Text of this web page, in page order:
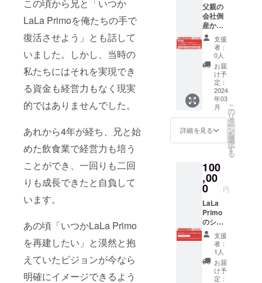
この頃から兄と「いつか
LaLa Primoを俺たちの手で
復活させよう」とも話して
いました。しかし、当時の
私たちにはそれを実現でき
る資金も経営力もなく現実
的ではありませんでした。
あれから4年が経ち、兄と始
めた飲食業で経営力も培う
ことができ、一回りも二回
りも成長できたと自負して
います。
あの頃「いつかLaLa Primo
を再建したい」と漠然と抱
えていたビジョンが今なら
明確にイメージできるよう
のお届
けとな
りま
す。
の食品
表示は
お届け
商品の
ラベル
に表記
されま
す。 商
品開封
前には
必ずお
届けの
リター
ンに貼
意書き
をご確
認くだ
さい。
トをお
届けし
ます。
※ご利用
可能店
舗 -
LaLa
Primo
Seasid
e Glill in
Fukugi
Ocean
View
ジール
テラス
アンド
ヴィラ
ズ古宇
利 -
Blue
Port
CAFE
アンド
ルーム
ス那覇
ポート
父親の
会社倒
産か
ら、T-
ReIveを
起業し
ホテル
内レス
トラン
事業の
開始/展
開、グ
ループ
起業の
設立や
プリモ
至るま
でのス
トー
リーを
お話し
する機
会を提
供いた
しま
す。 会
社運営
にあた
りコロ
支援
者：
0人
お届
け予
定：
2024
年03
月
詳細を見る
こ
の
リ
タ
ー
ン
を
選
択
す
る
100
,00
0 円
LaLa
Primo
のシェ
フと一
緒に商
品開発
を行う
ことが
できる
支援
者：
1人
お届
け予
定：